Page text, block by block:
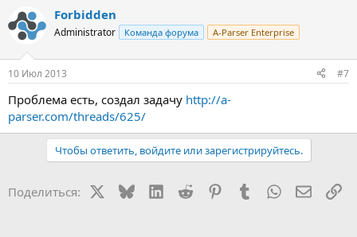
DNjXHUwNDM4
XHUwNDNiXHUwNDM4XHUwNDRmPC90ZD48dGQ+KC4qPyk8Iiwic
cyIsInJlc3VsdFR5cGUiOiJmbGF0IiwiYXJyYXlOYW1lIjoiIiwicmVzdWx0c
yI6
mRh
dGEiLCJyZWdleCI6Ilx1MDQxZlx1MDQzZVx1MDQzYjwvdGQ+PHRkPi
guKj8pPCIs
InJlZ2V4VHlwZSI6InMiLCJyZXN1bHRUeXBlIjoiZmxhdCIsImFycmF5T
mFtZSI6
l
c3VsdCI6ImRhdGEiLCJyZWdleCI6Ilx1MDQxMlx1MDQzZVx1MDQzN1
Forbidden
Administrator Команда форума A-Parser Enterprise
10 Июл 2013 #7
Проблема есть, создал задачу http://a-
parser.com/threads/625/
Чтобы ответить, войдите или зарегистрируйтесь.
Поделиться: BlueskyLinkedIn
Reddit PinterestTumblr WhatsApp